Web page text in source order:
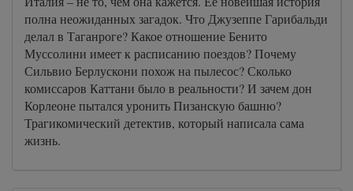
полна неожиданных загадок. Что Джузеппе Гарибальди
делал в Таганроге? Какое отношение Бенито
Муссолини имеет к расписанию поездов? Почему
Сильвио Берлускони похож на пылесос? Сколько
комиссаров Каттани было в реальности? И зачем дон
Корлеоне пытался уронить Пизанскую башню?
Трагикомический детектив, который написала сама
жизнь.